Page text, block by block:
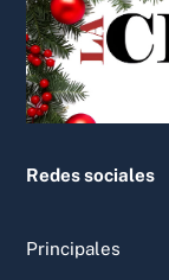
Redes sociales
Principales